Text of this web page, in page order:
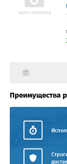
Преимущества